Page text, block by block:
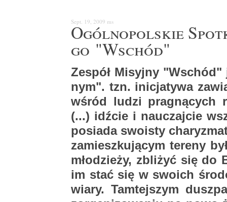
Sept. 19, 2009 ms
Ogól­no­pol­skie
go "Wschód"
Ze­spół Mi­syj­ny
nym". tzn. ini­cja­ty­wa
wśród ludzi pra­gną­cych
(...) idź­cie i na­uczaj­cie
po­sia­da swo­isty
za­miesz­ku­ją­cym te­re­ny
mło­dzie­ży, zbli­żyć się do
im stać się w swo­ich
wiary. Tam­tej­szym